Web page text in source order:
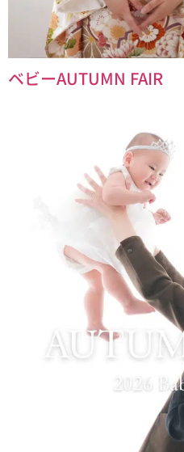
ベビーAUTUMN FAIR